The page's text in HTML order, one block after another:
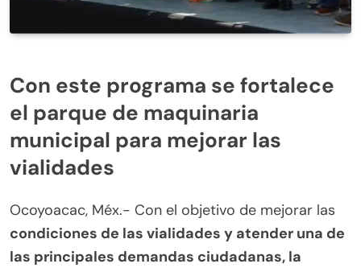
Con este programa se fortalece
el parque de maquinaria
municipal para mejorar las
vialidades
Ocoyoacac, Méx.- Con el objetivo de mejorar las
condiciones de las vialidades y atender una de
las principales demandas ciudadanas, la